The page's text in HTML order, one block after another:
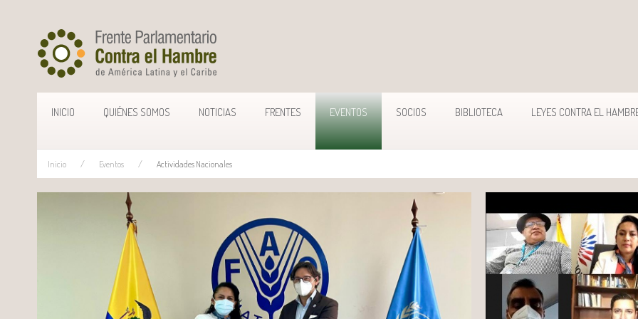
INICIO QUIÉNES SOMOS NOTICIAS FRENTES EVENTOS SOCIOS BIBLIOTECA LEYES CONTRA EL
Inicio Eventos Actividades Nacionales